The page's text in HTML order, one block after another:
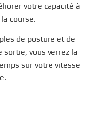
votre capacité à
course.
de posture et de
sortie, vous verrez la
sur votre vitesse